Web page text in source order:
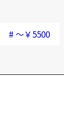
# ～￥5500